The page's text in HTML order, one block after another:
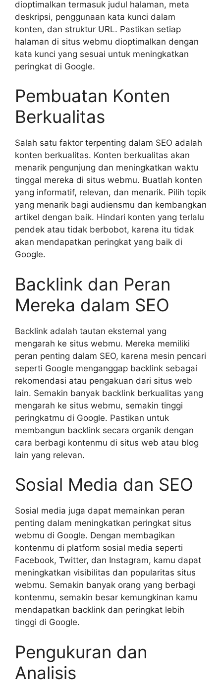
dioptimalkan termasuk judul halaman, meta
deskripsi, penggunaan kata kunci dalam
konten, dan struktur URL. Pastikan setiap
halaman di situs webmu dioptimalkan dengan
kata kunci yang sesuai untuk meningkatkan
peringkat di Google.
Pembuatan Konten
Berkualitas
Salah satu faktor terpenting dalam SEO adalah
konten berkualitas. Konten berkualitas akan
menarik pengunjung dan meningkatkan waktu
tinggal mereka di situs webmu. Buatlah konten
yang informatif, relevan, dan menarik. Pilih topik
yang menarik bagi audiensmu dan kembangkan
artikel dengan baik. Hindari konten yang terlalu
pendek atau tidak berbobot, karena itu tidak
akan mendapatkan peringkat yang baik di
Google.
Backlink dan Peran
Mereka dalam SEO
Backlink adalah tautan eksternal yang
mengarah ke situs webmu. Mereka memiliki
peran penting dalam SEO, karena mesin pencari
seperti Google menganggap backlink sebagai
rekomendasi atau pengakuan dari situs web
lain. Semakin banyak backlink berkualitas yang
mengarah ke situs webmu, semakin tinggi
peringkatmu di Google. Pastikan untuk
membangun backlink secara organik dengan
cara berbagi kontenmu di situs web atau blog
lain yang relevan.
Sosial Media dan SEO
Sosial media juga dapat memainkan peran
penting dalam meningkatkan peringkat situs
webmu di Google. Dengan membagikan
kontenmu di platform sosial media seperti
Facebook, Twitter, dan Instagram, kamu dapat
meningkatkan visibilitas dan popularitas situs
webmu. Semakin banyak orang yang berbagi
kontenmu, semakin besar kemungkinan kamu
mendapatkan backlink dan peringkat lebih
tinggi di Google.
Pengukuran dan
Analisis